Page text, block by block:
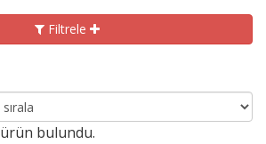
Filtrele
ürün bulundu.